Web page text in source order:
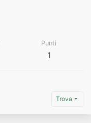
Punti
1
Trova